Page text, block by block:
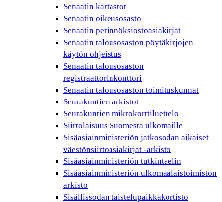
Senaatin kartastot
Senaatin oikeusosasto
Senaatin perinnöksiostoasiakirjat
Senaatin talousosaston pöytäkirjojen
käytön ohjeistus
Senaatin talousosaston
registraattorinkonttori
Senaatin talousosaston toimituskunnat
Seurakuntien arkistot
Seurakuntien mikrokorttiluettelo
Siirtolaisuus Suomesta ulkomaille
Sisäasiainministeriön jatkosodan aikaiset
väestönsiirtoasiakirjat -arkisto
Sisäasiainministeriön tutkintaelin
Sisäasiainministeriön ulkomaalaistoimiston
arkisto
Sisällissodan taistelupaikkakortisto